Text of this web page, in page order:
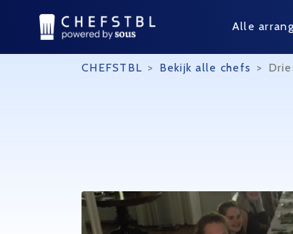
Alle
CHEFSTBL > Bekijk alle chefs >